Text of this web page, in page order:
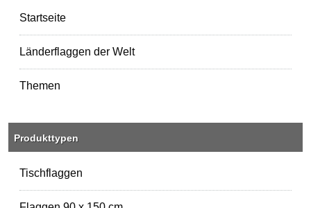
Startseite
Länderflaggen der Welt
Themen
Produkttypen
Tischflaggen